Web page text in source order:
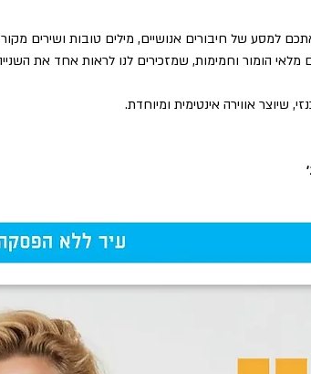
למסע של חיבורים אנושיים, מילים טובות ושירים
הומור וחמימות, שמזכירים לנו לראות אחד את
שיוצר אווירה אינטימית ומיוחדת.